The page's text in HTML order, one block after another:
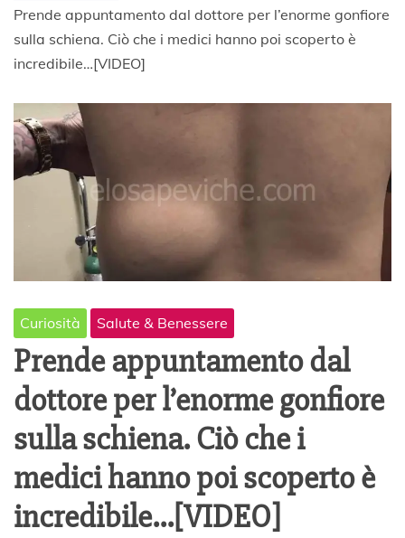
Prende appuntamento dal dottore per l’enorme gonfiore
sulla schiena. Ciò che i medici hanno poi scoperto è
incredibile…[VIDEO]
Curiosità Salute & Benessere
Prende appuntamento dal
dottore per l’enorme gonfiore
sulla schiena. Ciò che i
medici hanno poi scoperto è
incredibile…[VIDEO]